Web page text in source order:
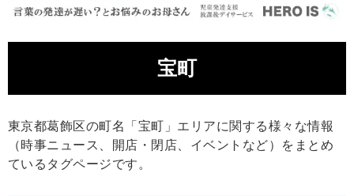
宝町
東京都葛飾区の町名「宝町」エリアに関する様々な情報
（時事ニュース、開店・閉店、イベントなど）をまとめ
ているタグページです。